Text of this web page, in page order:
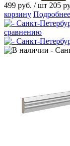
499 руб. / шт 205
корзину Подробнее
сравнению